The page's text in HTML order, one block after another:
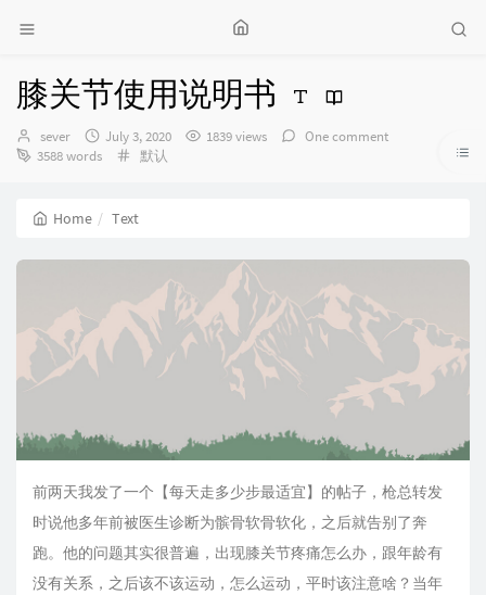
膝关节使用说明书
Author：
sever
发
July 3, 2020 1839 views
One comment
3588 words
Categories：
默认
Home Text
前两天我发了一个【每天走多少步最适宜】的帖子，枪总转发
时说他多年前被医生诊断为髌骨软骨软化，之后就告别了奔
跑。他的问题其实很普遍，出现膝关节疼痛怎么办，跟年龄有
没有关系，之后该不该运动，怎么运动，平时该注意啥？当年